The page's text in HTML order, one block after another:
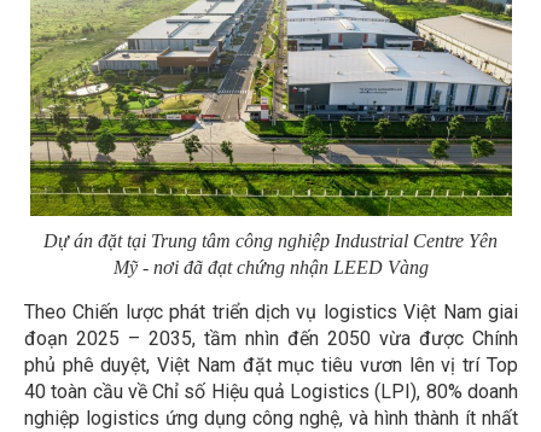
Dự án đặt tại Trung tâm công nghiệp Industrial Centre Yên
Mỹ - nơi đã đạt chứng nhận LEED Vàng
Theo Chiến lược phát triển dịch vụ logistics Việt Nam giai
đoạn 2025 – 2035, tầm nhìn đến 2050 vừa được Chính
phủ phê duyệt, Việt Nam đặt mục tiêu vươn lên vị trí Top
40 toàn cầu về Chỉ số Hiệu quả Logistics (LPI), 80% doanh
nghiệp logistics ứng dụng công nghệ, và hình thành ít nhất